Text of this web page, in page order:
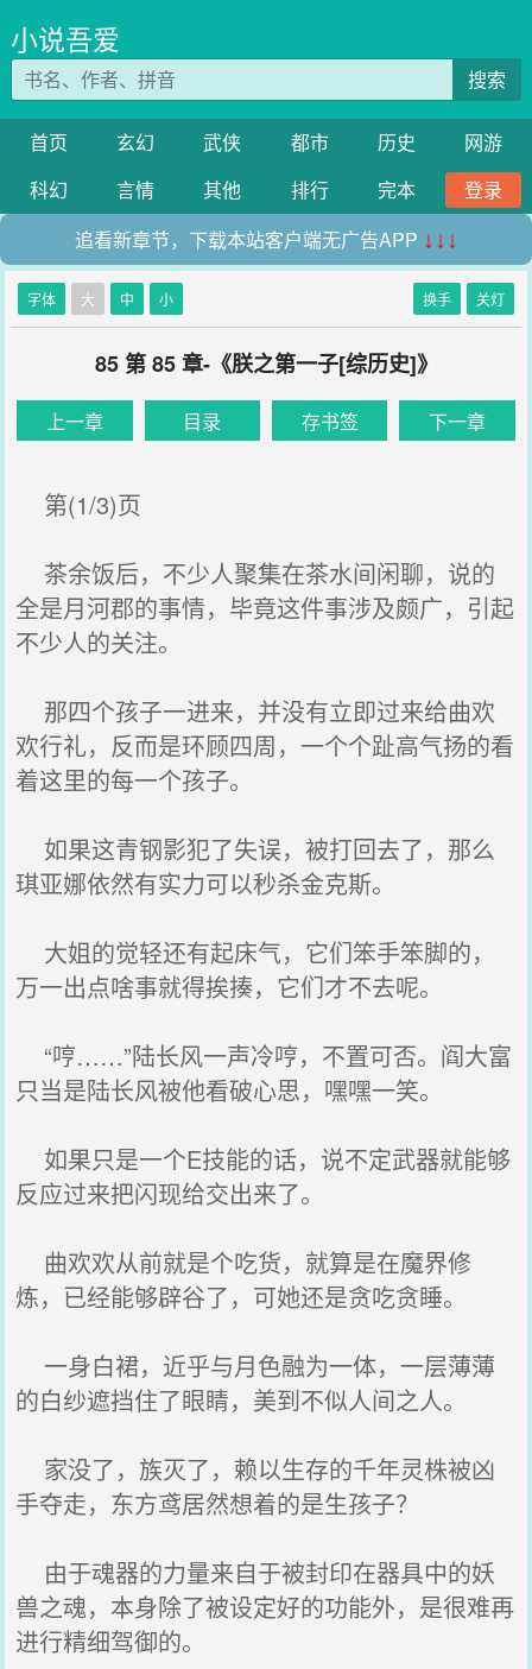
小说吾爱
搜索
首页 玄幻 武侠 都市 历史
网游
科幻
言情 其他 排行 完本
登录
追看新章节，下载本站客户端无广告APP ↓↓↓
字体 大 中 小 换手 关灯
85 第 85 章-《朕之第一子[综历史]》
上一章 目录 存书签 下一章
第(1/3)页
茶余饭后，不少人聚集在茶水间闲聊，说的
全是月河郡的事情，毕竟这件事涉及颇广，引起
不少人的关注。
那四个孩子一进来，并没有立即过来给曲欢
欢行礼，反而是环顾四周，一个个趾高气扬的看
着这里的每一个孩子。
如果这青钢影犯了失误，被打回去了，那么
琪亚娜依然有实力可以秒杀金克斯。
大姐的觉轻还有起床气，它们笨手笨脚的，
万一出点啥事就得挨揍，它们才不去呢。
“哼……”陆长风一声冷哼，不置可否。阎大富
只当是陆长风被他看破心思，嘿嘿一笑。
如果只是一个E技能的话，说不定武器就能够
反应过来把闪现给交出来了。
曲欢欢从前就是个吃货，就算是在魔界修
炼，已经能够辟谷了，可她还是贪吃贪睡。
一身白裙，近乎与月色融为一体，一层薄薄
的白纱遮挡住了眼睛，美到不似人间之人。
家没了，族灭了，赖以生存的千年灵株被凶
手夺走，东方鸢居然想着的是生孩子？
由于魂器的力量来自于被封印在器具中的妖
兽之魂，本身除了被设定好的功能外，是很难再
进行精细驾御的。